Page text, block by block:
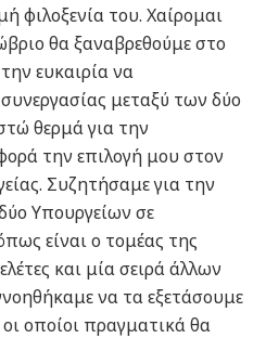
φιλοξενία του. Χαίρομαι
θα ξαναβρεθούμε στο
ευκαιρία να
μεταξύ των δύο
θερμά για την
την επιλογή μου στον
Συζητήσαμε για την
Υπουργείων σε
είναι ο τομέας της
και μία σειρά άλλων
να τα εξετάσουμε
οποίοι πραγματικά θα